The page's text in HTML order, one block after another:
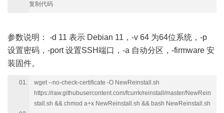
复制代码
参数说明：
-d 11 表示 Debian 11，-v 64 为64位系统，-p
设置密码，-port 设置SSH端口，-a 自动分区，-firmware 安
装固件。
wget --no-check-certificate -O NewReinstall.sh
https://raw.githubusercontent.com/fcurrk/reinstall/master/NewRein
stall.sh && chmod a+x NewReinstall.sh && bash NewReinstall.sh